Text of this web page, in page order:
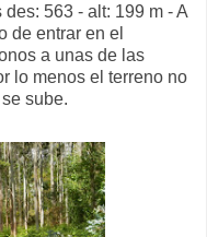
563 - alt: 199 m - A
de entrar en el
a unas de las
lo menos el terreno no
sube.